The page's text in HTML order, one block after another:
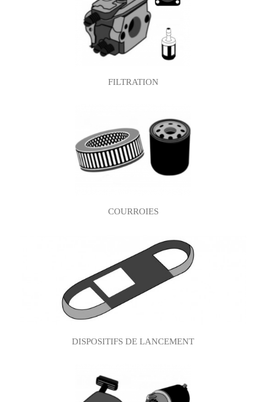
FILTRATION
COURROIES
DISPOSITIFS DE LANCEMENT